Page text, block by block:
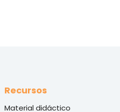
Recursos
Material didáctico